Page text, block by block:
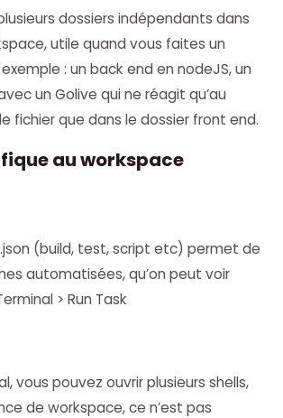
dossiers indépendants dans
utile quand vous faites un
: un back end en nodeJS, un
un Golive qui ne réagit qu’au
fichier que dans le dossier front end.
au workspace
(build, test, script etc) permet de
automatisées, qu’on peut voir
> Run Task
vous pouvez ouvrir plusieurs shells,
de workspace, ce n’est pas